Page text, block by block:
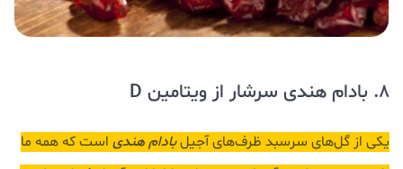
8. بادام هندی سرشار از ویتامین D
یکی از گل‌های سرسبد ظرف‌های آجیلبادام هندی است که همه ما